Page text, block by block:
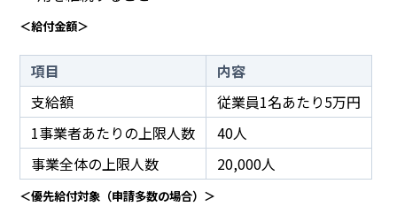
＜給付金額＞
項目
内容
支給額
従業員1名あたり5万円
1事業者あたりの上限人数
40人
事業全体の上限人数
20,000人
＜優先給付対象（申請多数の場合）＞